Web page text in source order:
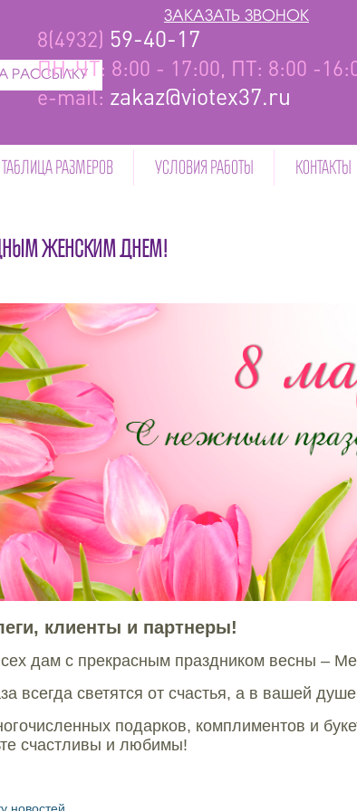
РАССЫЛКУ
8(4932) 59-40-17
ПН-ЧТ: 8:00 - 17:00, ПТ: 8:00 -
e-mail: zakaz@viotex37.ru
ЗАКАЗАТЬ ЗВОНОК
ТАБЛИЦА РАЗМЕРОВ УСЛОВИЯ РАБОТЫ КОНТАКТЫ
ЖЕНСКИМ ДНЕМ!
клиенты и партнеры!
дам с прекрасным праздником весны –
всегда светятся от счастья, а в вашей
подарков, комплиментов и
счастливы и любимы!